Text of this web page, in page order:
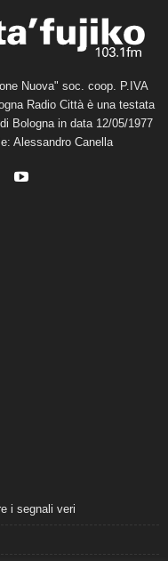
Nuova" soc. coop. P.IVA
Radio Città è una testata
Bologna in data 12/05/1977
Alessandro Canella
i segnali veri